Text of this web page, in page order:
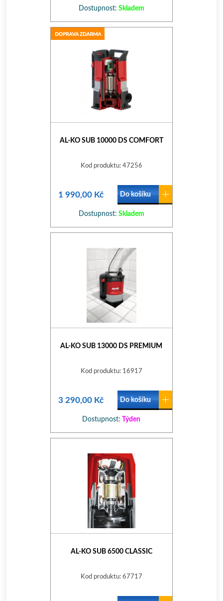
Dostupnost: Skladem
AL-KO SUB 10000 DS COMFORT
Kod produktu: 47256
1 990,00 Kč Do košíku
Dostupnost: Skladem
AL-KO SUB 13000 DS PREMIUM
Kod produktu: 16917
3 290,00 Kč Do košíku
Dostupnost: Týden
AL-KO SUB 6500 CLASSIC
Kod produktu: 67717